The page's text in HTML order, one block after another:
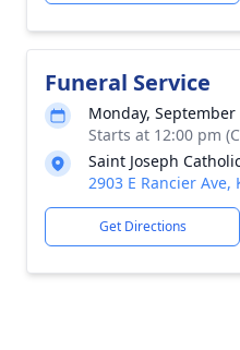
Funeral Service
Monday, September
Starts at 12:00 pm
Saint Joseph
2903 E Rancier Ave,
Get Directions